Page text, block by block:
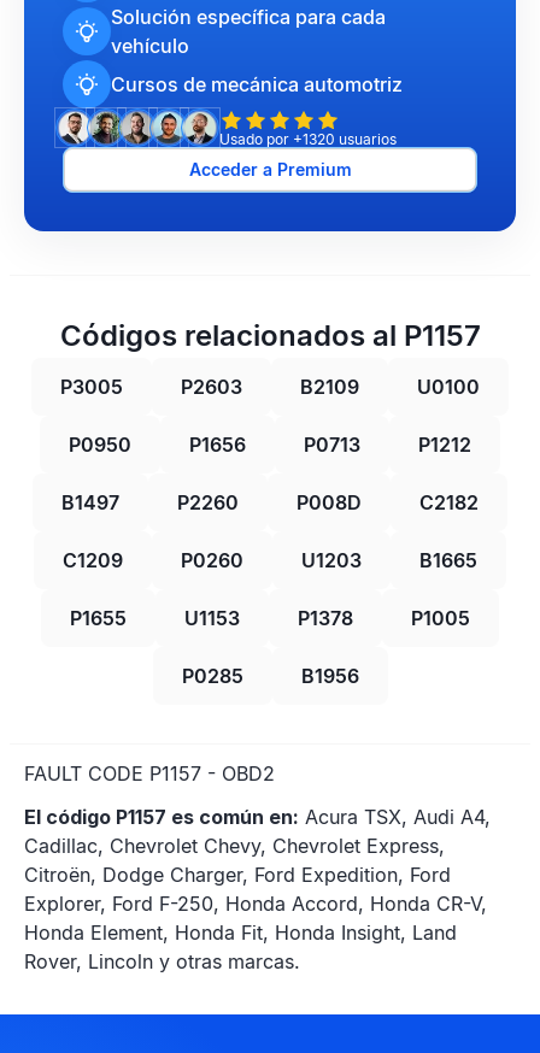
Solución específica para cada
vehículo
Cursos de mecánica automotriz
Usado por +1320 usuarios
Acceder a Premium
Códigos relacionados al P1157
P3005 P2603 B2109 U0100
P0950 P1656 P0713 P1212
B1497 P2260 P008D C2182
C1209 P0260 U1203 B1665
P1655 U1153 P1378 P1005
P0285 B1956
FAULT CODE P1157 - OBD2
El código P1157 es común en: Acura TSX, Audi A4,
Cadillac, Chevrolet Chevy, Chevrolet Express,
Citroën, Dodge Charger, Ford Expedition, Ford
Explorer, Ford F-250, Honda Accord, Honda CR-V,
Honda Element, Honda Fit, Honda Insight, Land
Rover, Lincoln y otras marcas.